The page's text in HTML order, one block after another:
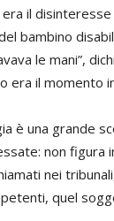
il disinteresse
bambino
le mani”,
era il momento
è una grande
non figura
nei
quel